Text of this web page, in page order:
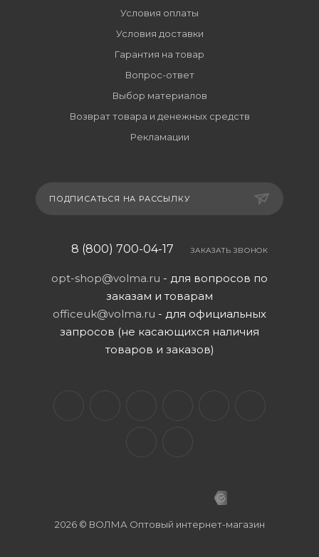
Условия оплаты
Условия доставки
Гарантия на товар
Вопрос-ответ
Выбор материалов
Возврат товара и денежных средств
Рекламации
ПОДПИСАТЬСЯ НА РАССЫЛКУ
8 (800) 700-04-17 ЗАКАЗАТЬ ЗВОНОК
opt-shop@volma.ru - для вопросов по
заказам и товарам
officeuk@volma.ru - для официальных
запросов (не касающихся наличия
товаров и заказов)
2026 © ВОЛМА Оптовый интернет-магазин